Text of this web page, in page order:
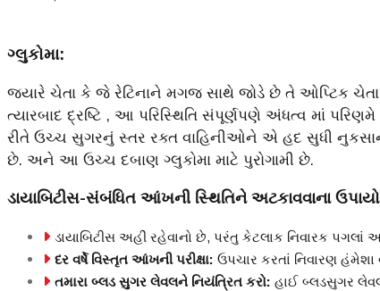
ગ્લુકોમા:
જ્યારે ચેતા કે જે રેટિનાને મગજ સાથે જોડે છે તે ઓપ્ટિક
ત્યારબાદ દ્રષ્ટિ , આ પરિસ્થિતિ સંપૂર્ણપણે અંધત્વ માં
રીતે ઉચ્ચ સુગરનું સ્તર રક્ત વાહિનીઓને એ હદ સુધી
છે. અને આ ઉચ્ચ દબાણ ગ્લુકોમા માટે પુરોગામી છે.
ડાયાબિટીસ-સંબંધિત આંખની સ્થિતિને અટકાવવાના
ડાયાબિટીસ અહીં રહેવાનો છે, પરંતુ કેટલાક નિવારક
દર વર્ષે વિસ્તૃત આંખની પરીક્ષા: ઉપચાર કરતાં નિવારણ
તમારા બ્લડ સુગર લેવલને નિયંત્રિત કરો: હાઈ બ્લડસુગર